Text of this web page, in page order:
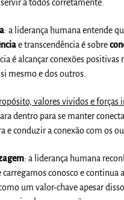
a todos corretamente.
: a liderança humana entende
e transcendência é sobre
é alcançar conexões
mesmo e dos outros.
valores vividos e forças
dentro para se manter
e conduzir a conexão com os
: a liderança humana
conosco e continua
um valor-chave apesar